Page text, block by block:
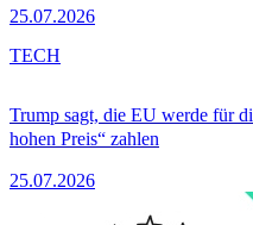
25.07.2026
Trump sagt, die EU werde für
hohen Preis“ zahlen
25.07.2026
TECH